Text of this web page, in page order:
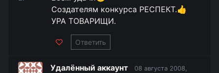
Создателям конкурса РЕСПЕКТ.👍
УРА ТОВАРИЩИ.
Ответить
Удалённый аккаунт
08 августа 2008,